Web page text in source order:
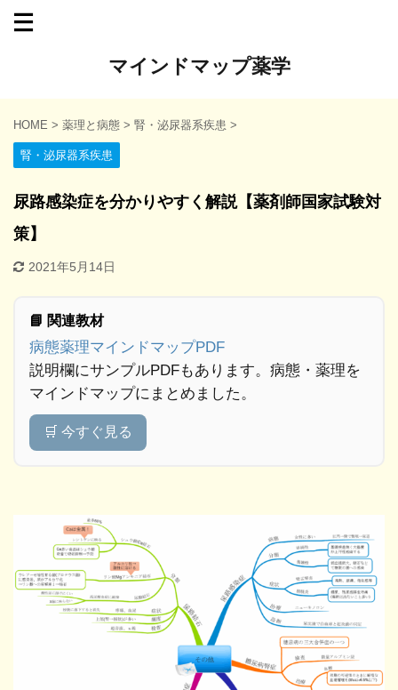
マインドマップ薬学
HOME > 薬理と病態 > 腎・泌尿器系疾患 >
腎・泌尿器系疾患
尿路感染症を分かりやすく解説【薬剤師国家試験対
策】
2021年5月14日
📘 関連教材
病態薬理マインドマップPDF
説明欄にサンプルPDFもあります。病態・薬理を
マインドマップにまとめました。
🛒 今すぐ見る